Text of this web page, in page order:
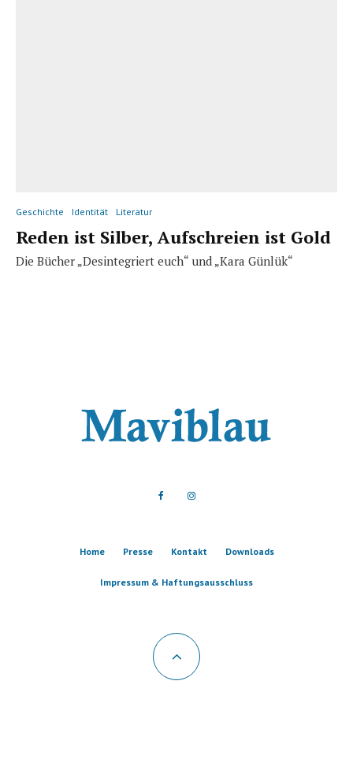
Geschichte Identität Literatur
Reden ist Silber, Aufschreien ist Gold
Die Bücher „Desintegriert euch“ und „Kara Günlük“
Home Presse Kontakt Downloads
Impressum & Haftungsausschluss